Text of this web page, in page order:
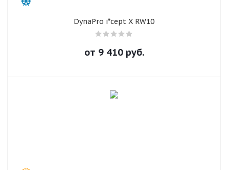
DynaPro i*cept X RW10
от 9 410руб.